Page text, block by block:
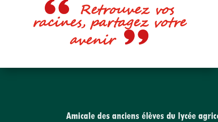
Retrouvez vos
racines, partagez votre
avenir